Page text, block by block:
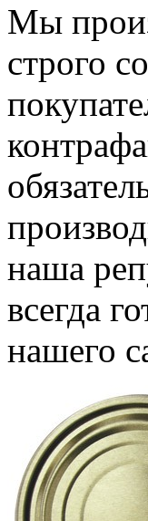
Мы
строго
наша
всегда
нашего